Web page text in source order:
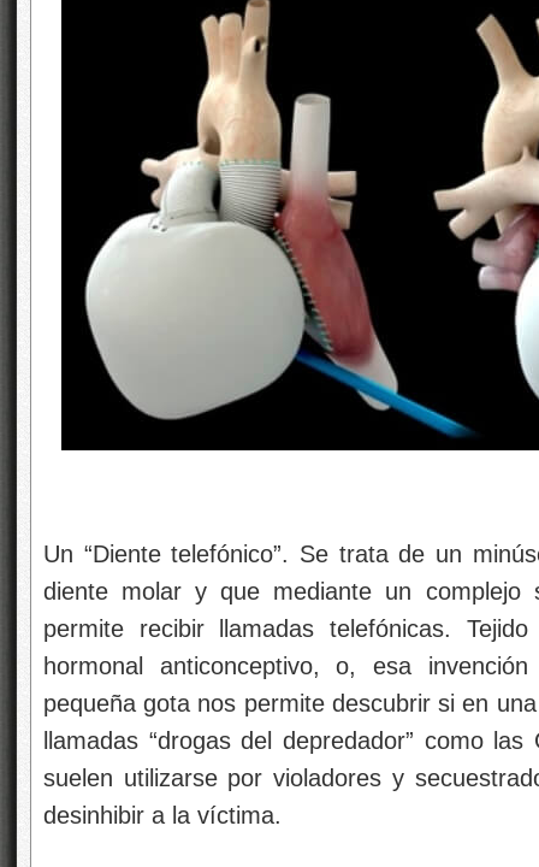
Un “Diente telefónico”. Se trata de un
diente molar y que mediante un complejo
permite recibir llamadas telefónicas.
hormonal anticonceptivo, o, esa
pequeña gota nos permite descubrir si en
llamadas “drogas del depredador” como
suelen utilizarse por violadores y
desinhibir a la víctima.